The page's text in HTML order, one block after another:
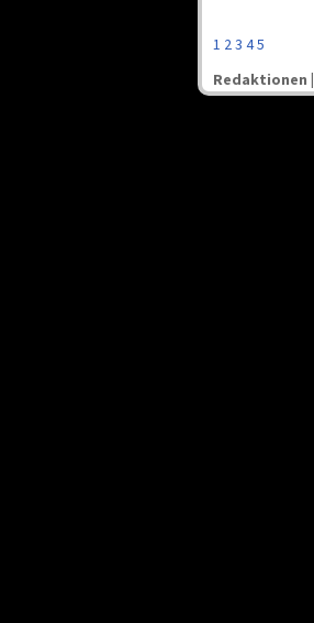
1 23 45
Redaktionen |